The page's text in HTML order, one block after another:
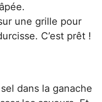
une grille pour
C’est prêt !
dans la ganache